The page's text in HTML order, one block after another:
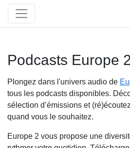
Podcasts Europe
Plongez dans l'univers audio de
tous les podcasts disponibles.
sélection d’émissions et
quand vous le souhaitez.
Europe 2 vous propose une